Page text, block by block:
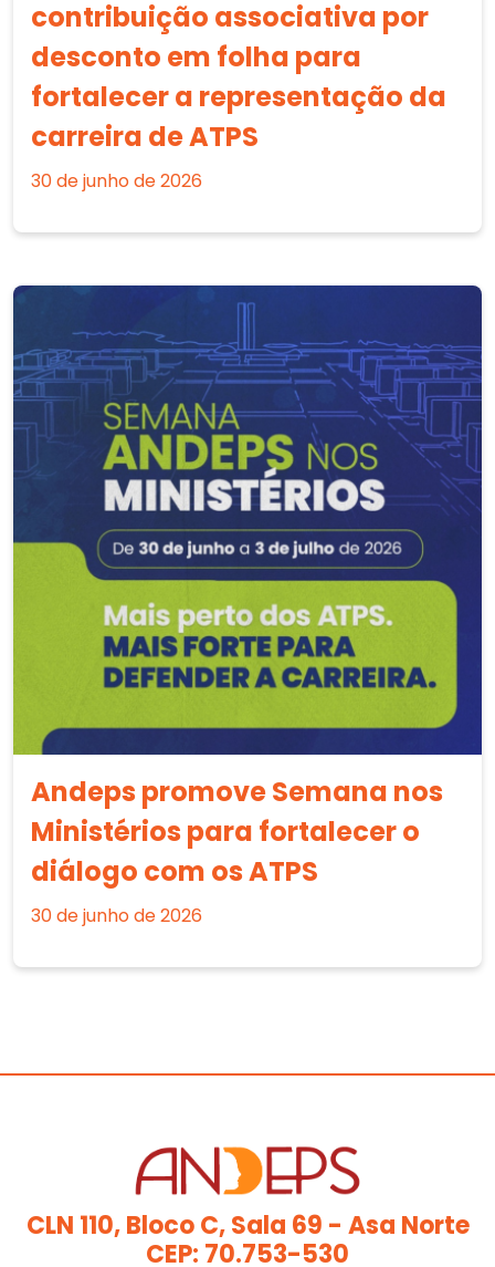
contribuição associativa por
desconto em folha para
fortalecer a representação da
carreira de ATPS
30 de junho de 2026
Andeps promove Semana nos
Ministérios para fortalecer o
diálogo com os ATPS
30 de junho de 2026
CLN 110, Bloco C, Sala 69 - Asa Norte
CEP: 70.753-530